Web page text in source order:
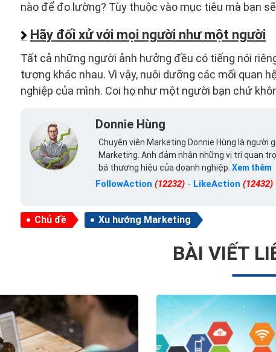
nào để đo lường? Tùy thuộc vào mục tiêu mà bạn
Hãy đối xử với mọi người như một người
Tất cả những người ảnh hưởng đều có tiếng nói
tượng khác nhau. Vì vậy, nuôi dưỡng các mối quan
nghiệp của mình. Coi họ như một người bạn chứ
Donnie Hùng
Chuyên viên Marketing Donnie Hùng là người
Marketing. Anh đảm nhận những vị trí quan
bá thương hiệu của doanh nghiệp. Xem thêm
FollowAction (12232) - LikeAction (12432)
Chủ đề Xu hướng Marketing
BÀI VIẾT